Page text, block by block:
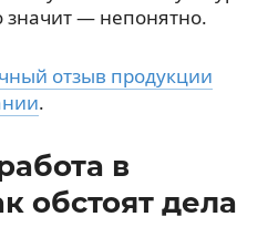
значит — непонятно.
отзыв продукции
.
в
обстоят дела